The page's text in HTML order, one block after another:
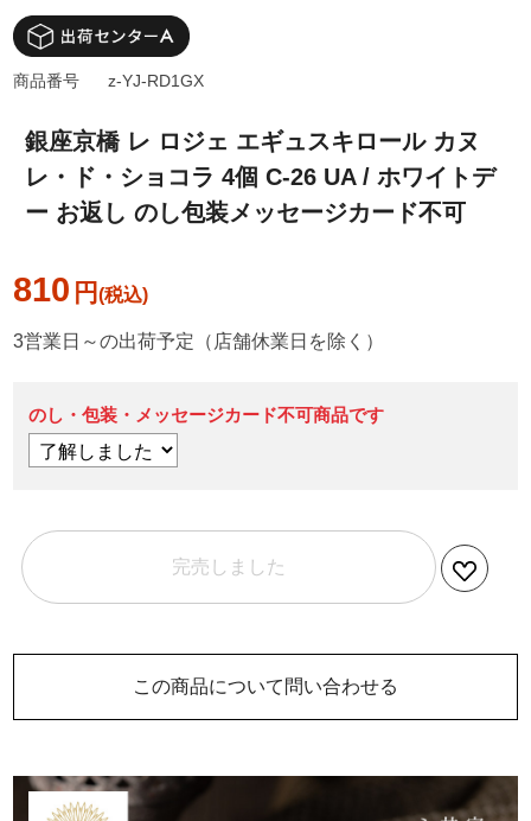
銀座京橋 レ ロジェ エギュスキロール カヌ
レ・ド・ショコラ 4個 C-26 UA / ホワイトデ
ー お返し のし包装メッセージカード不可
810 円
商品番号 z-YJ-RD1GX
3営業日～の出荷予定（店舗休業日を除く）
のし・包装・メッセージカード不可商品です
完売しました
この商品について問い合わせる